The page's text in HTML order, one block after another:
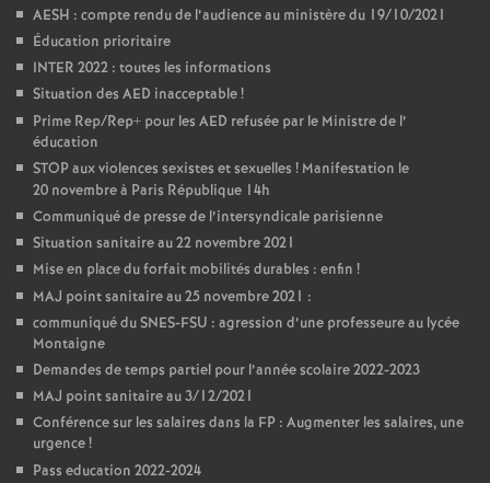
AESH : compte rendu de l’audience au ministère du 19/10/2021
Éducation prioritaire
INTER 2022 : toutes les informations
Situation des AED inacceptable!
Prime Rep/Rep+ pour les AED refusée par le Ministre de l’
éducation
STOP aux violences sexistes et sexuelles ! Manifestation le
20 novembre à Paris République 14h
Communiqué de presse de l’intersyndicale parisienne
Situation sanitaire au 22 novembre 2021
Mise en place du forfait mobilités durables : enfin !
MAJ point sanitaire au 25 novembre 2021 :
communiqué du SNES-FSU : agression d’une professeure au lycée
Montaigne
Demandes de temps partiel pour l’année scolaire 2022-2023
MAJ point sanitaire au 3/12/2021
Conférence sur les salaires dans la FP : Augmenter les salaires, une
urgence!
Pass education 2022-2024